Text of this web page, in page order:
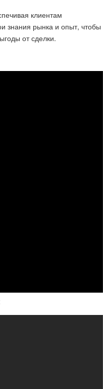
клиентам
знания рынка и опыт, чтобы
от сделки.